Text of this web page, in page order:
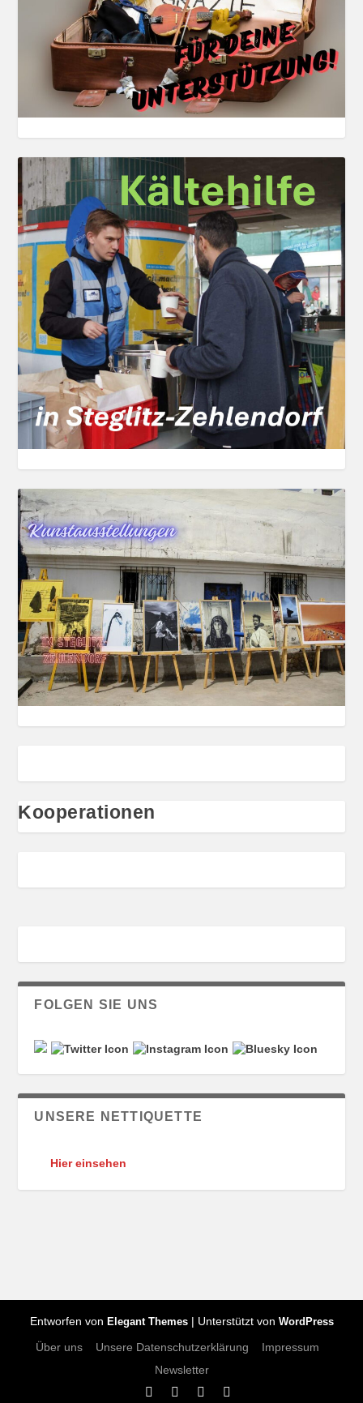
Kooperationen
FOLGEN SIE UNS
UNSERE NETTIQUETTE
Hier einsehen
Entworfen von Elegant Themes| Unterstützt von WordPress
Über uns Unsere Datenschutzerklärung
Impressum
Newsletter